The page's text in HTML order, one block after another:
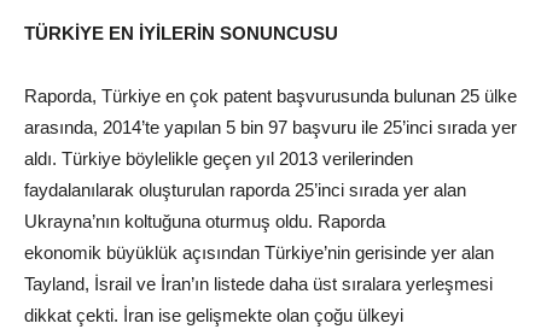
TÜRKİYE EN İYİLERİN SONUNCUSU
Raporda, Türkiye en çok patent başvurusunda bulunan 25 ülke
arasında, 2014’te yapılan 5 bin 97 başvuru ile 25’inci sırada yer
aldı. Türkiye böylelikle geçen yıl 2013 verilerinden
faydalanılarak oluşturulan raporda 25’inci sırada yer alan
Ukrayna’nın koltuğuna oturmuş oldu. Raporda
ekonomik büyüklük açısından Türkiye’nin gerisinde yer alan
Tayland, İsrail ve İran’ın listede daha üst sıralara yerleşmesi
dikkat çekti. İran ise gelişmekte olan çoğu ülkeyi